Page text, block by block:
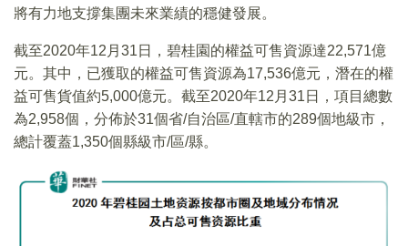
將有力地支撐集團未來業績的穩健發展。
截至2020年12月31日，碧桂園的權益可售資源達22,571億
元。其中，已獲取的權益可售資源為17,536億元，潛在的權
益可售貨值約5,000億元。截至2020年12月31日，項目總數
為2,958個，分佈於31個省/自治區/直轄市的289個地級市，
總計覆蓋1,350個縣級市/區/縣。